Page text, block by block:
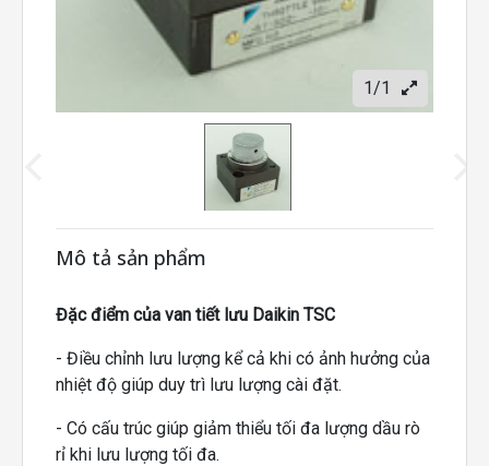
1/1
Mô tả sản phẩm
Đặc điểm của van tiết lưu Daikin TSC
- Điều chỉnh lưu lượng kể cả khi có ảnh hưởng của
nhiệt độ giúp duy trì lưu lượng cài đặt.
- Có cấu trúc giúp giảm thiểu tối đa lượng dầu rò
rỉ khi lưu lượng tối đa.